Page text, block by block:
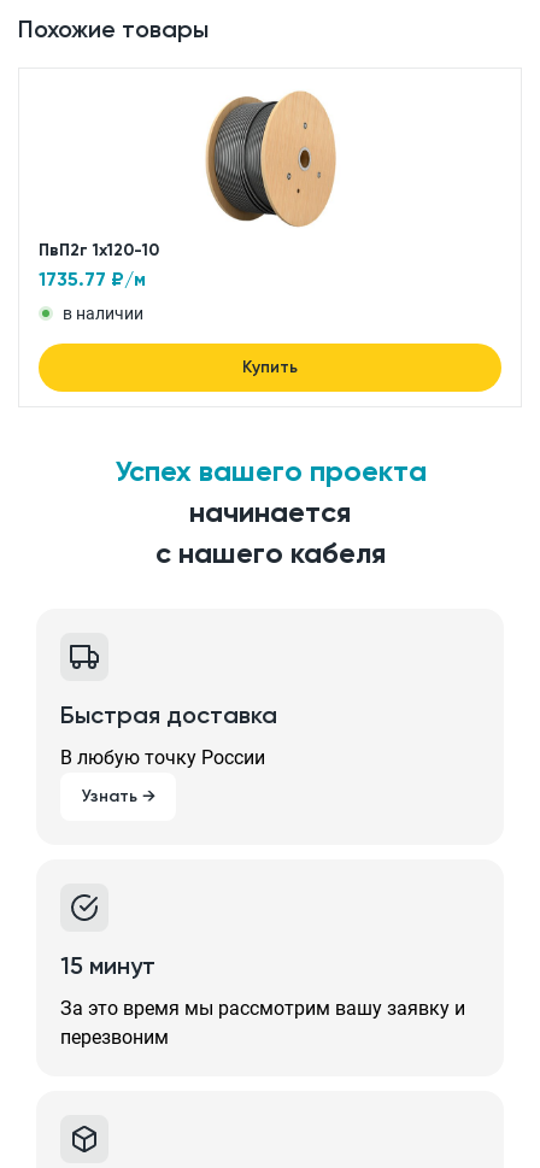
Похожие товары
ПвП2г 1x120-10
1735.77 ₽/м
в наличии
Купить
Успех вашего проекта
начинается
с нашего кабеля
Быстрая доставка
В любую точку России
Узнать →
15 минут
За это время мы рассмотрим вашу заявку и
перезвоним